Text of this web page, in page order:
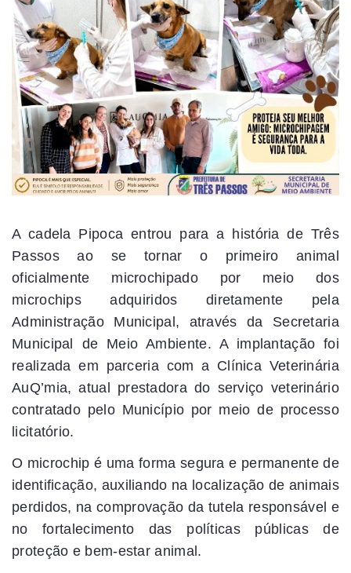
A cadela Pipoca entrou para a história de Três
Passos ao se tornar o primeiro animal
oficialmente microchipado por meio dos
microchips adquiridos diretamente pela
Administração Municipal, através da Secretaria
Municipal de Meio Ambiente. A implantação foi
realizada em parceria com a Clínica Veterinária
AuQ’mia, atual prestadora do serviço veterinário
contratado pelo Município por meio de processo
licitatório.
O microchip é uma forma segura e permanente de
identificação, auxiliando na localização de animais
perdidos, na comprovação da tutela responsável e
no fortalecimento das políticas públicas de
proteção e bem-estar animal.